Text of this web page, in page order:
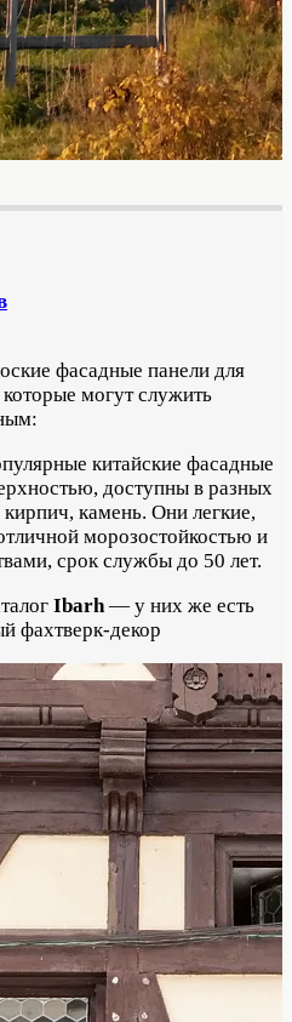
фасадные панели для
могут служить
китайские фасадные
доступны в разных
камень. Они легкие,
морозостойкостью и
срок службы до 50 лет.
Ibarh — у них же есть
фахтверк-декор